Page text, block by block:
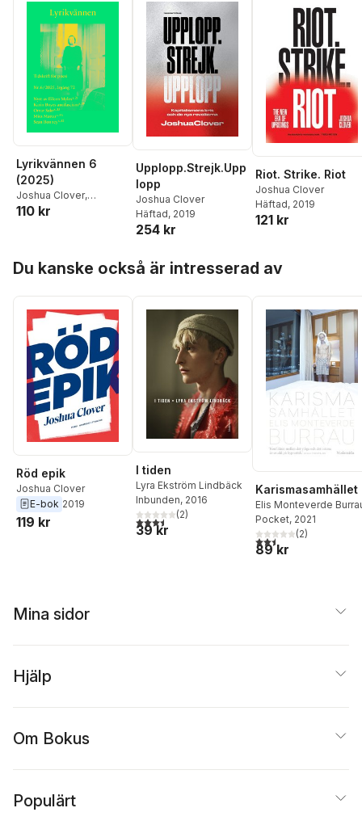
Lyrikvännen 6
(2025)
Joshua Clover,
Johannes Björk
Bonney,Willaim Rowe,
Claps Hansen,Ulf
Eriksson,Esther
Arndtzén,Kristoffer
Appelvik Lax
110 kr
Upplopp.Strejk.Upp
lopp
Joshua Clover
Häftad, 2019
254 kr
Riot. Strike. Riot
Joshua Clover
Häftad, 2019
121 kr
Du kanske också är intresserad av
Röd epik
Joshua Clover
E-bok 2019
119 kr
I tiden
Lyra Ekström Lindbäck
Inbunden, 2016
3,5utav 5 stjärnor. Totalt antal röster:
(2)
39 kr
Karismasamhället
Elis Monteverde
Pocket, 2021
2,5utav 5 stjärnor.
(2)
89 kr
Mina sidor
Hjälp
Om Bokus
Populärt